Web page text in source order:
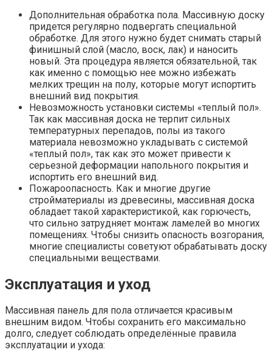
Дополнительная обработка пола. Массивную доску
придется регулярно подвергать специальной
обработке. Для этого нужно будет снимать старый
финишный слой (масло, воск, лак) и наносить
новый. Эта процедура является обязательной, так
как именно с помощью нее можно избежать
мелких трещин на полу, которые могут испортить
внешний вид покрытия.
Невозможность установки системы «теплый пол».
Так как массивная доска не терпит сильных
температурных перепадов, полы из такого
материала невозможно укладывать с системой
«теплый пол», так как это может привести к
серьезной деформации напольного покрытия и
испортить его внешний вид.
Пожароопасность. Как и многие другие
стройматериалы из древесины, массивная доска
обладает такой характеристикой, как горючесть,
что сильно затрудняет монтаж ламелей во многих
помещениях. Чтобы снизить опасность возгорания,
многие специалисты советуют обрабатывать доску
специальными веществами.
Эксплуатация и уход
Массивная панель для пола отличается красивым
внешним видом. Чтобы сохранить его максимально
долго, следует соблюдать определённые правила
эксплуатации и ухода: